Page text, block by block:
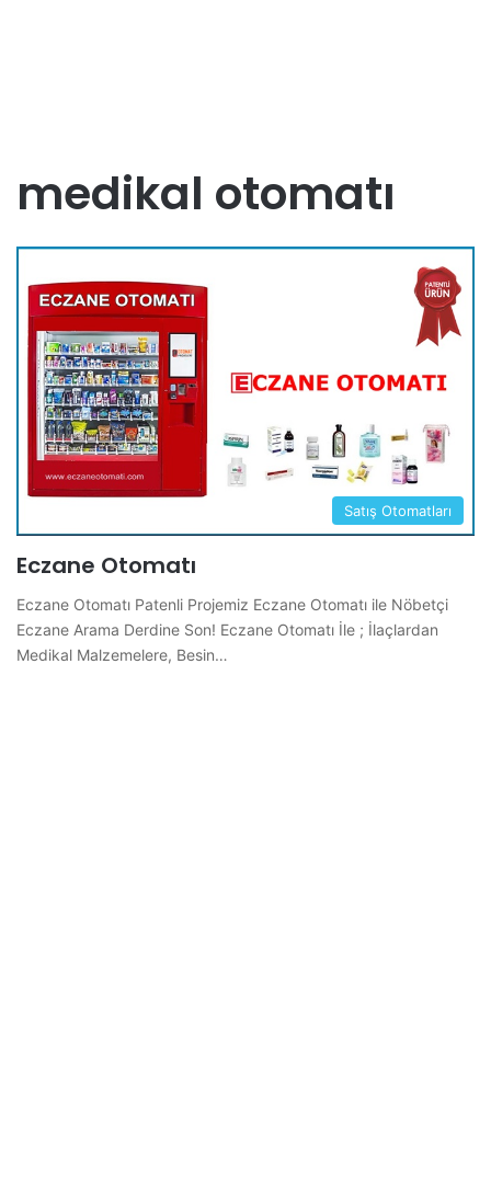
medikal otomatı
Satış Otomatları
Eczane Otomatı
Eczane Otomatı Patenli Projemiz Eczane Otomatı ile Nöbetçi
Eczane Arama Derdine Son! Eczane Otomatı İle ; İlaçlardan
Medikal Malzemelere, Besin…